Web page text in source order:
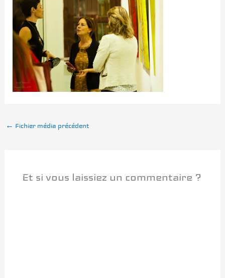
← Fichier média précédent
Et si vous laissiez un commentaire ?